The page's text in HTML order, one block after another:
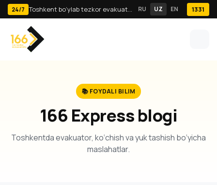
24/7 Toshkent bo‘ylab tezkor evakuator va yuk tashish · 24/7 RU UZ EN 1331
📚 FOYDALI BILIM
166 Express blogi
Toshkentda evakuator, ko‘chish va yuk tashish bo‘yicha
maslahatlar.